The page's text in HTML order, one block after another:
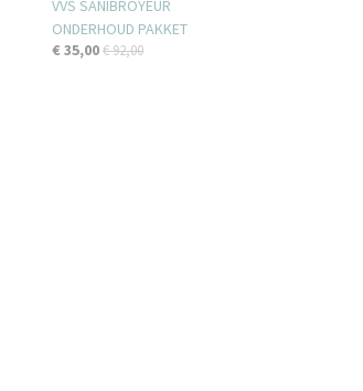
VVS SANIBROYEUR
ONDERHOUD PAKKET
€ 35,00€ 92,00